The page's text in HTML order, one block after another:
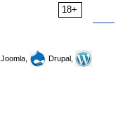
18+
Joomla,
Drupal,